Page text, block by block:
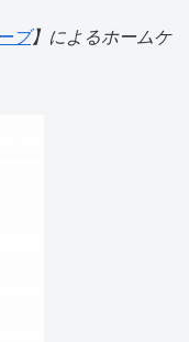
ブ】によるホームケ